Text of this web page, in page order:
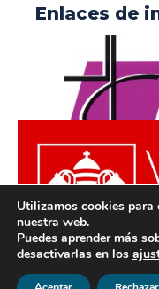
Enlaces de
© ODISUR | Todos
Utilizamos cookies para
nuestra web.
Puedes aprender más
desactivarlas en los